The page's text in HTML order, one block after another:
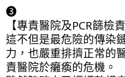
❸
【專責醫院及PCR篩檢
這不但是最危險的傳染
力，也嚴重排擠正常的
責醫院於癱瘓的危機。